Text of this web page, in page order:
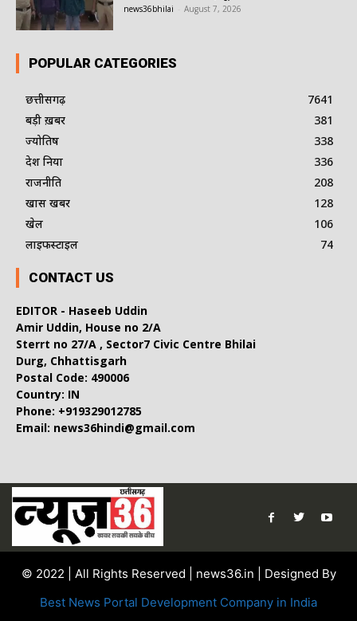
news36bhilai August 7, 2026
POPULAR CATEGORIES
छत्तीसगढ़
7641
बड़ी ख़बर
381
ज्योतिष
338
देश दुनिया
336
राजनीति
208
खास खबर
128
खेल
106
लाइफस्टाइल
74
CONTACT US
EDITOR - Haseeb Uddin
Amir Uddin, House no 2/A
Sterrt no 27/A , Sector7 Civic Centre Bhilai
Durg, Chhattisgarh
Postal Code: 490006
Country: IN
Phone: +919329012785
Email: news36hindi@gmail.com
© 2022 | All Rights Reserved | news36.in | Designed By
Best News Portal Development Company in India